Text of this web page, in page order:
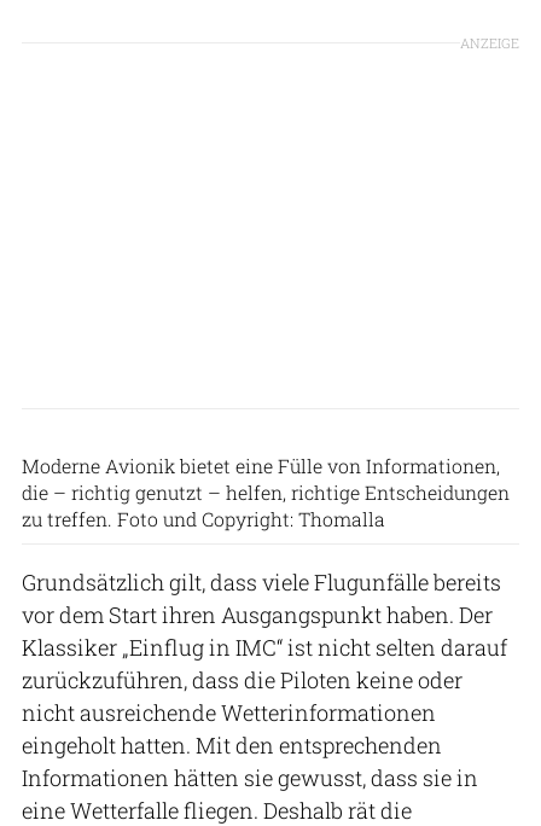
ANZEIGE
Moderne Avionik bietet eine Fülle von Informationen,
die – richtig genutzt – helfen, richtige Entscheidungen
zu treffen. Foto und Copyright: Thomalla
Grundsätzlich gilt, dass viele Flugunfälle bereits
vor dem Start ihren Ausgangspunkt haben. Der
Klassiker „Einflug in IMC“ ist nicht selten darauf
zurückzuführen, dass die Piloten keine oder
nicht ausreichende Wetterinformationen
eingeholt hatten. Mit den entsprechenden
Informationen hätten sie gewusst, dass sie in
eine Wetterfalle fliegen. Deshalb rät die